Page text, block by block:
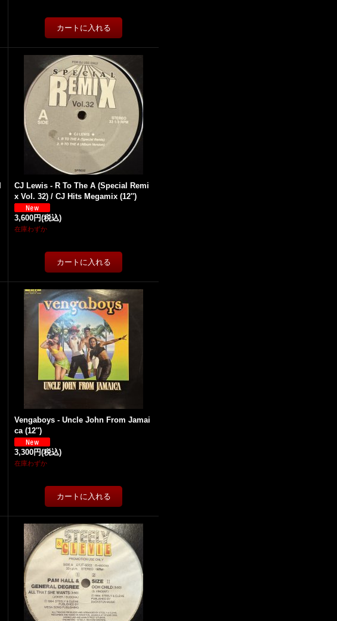
CJ Lewis - R To The A (Special Remi
x Vol. 32) / CJ Hits Megamix (12'')
3,600円(税込)
在庫わずか
Vengaboys - Uncle John From Jamai
ca (12'')
3,300円(税込)
在庫わずか